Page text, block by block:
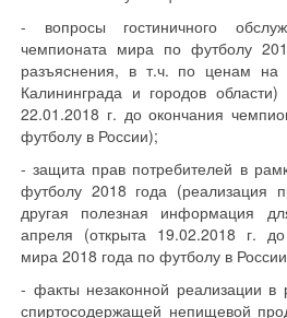
- вопросы гостиничного
чемпионата мира по футболу
разъяснения, в т.ч. по ценам на
Калининграда и городов
22.01.2018 г. до окончания
футболу в России);
- защита прав потребителей в
футболу 2018 года (реализация
другая полезная информация
апреля (открыта 19.02.2018 г.
мира 2018 года по футболу в
- факты незаконной реализации в
спиртосодержащей непищевой